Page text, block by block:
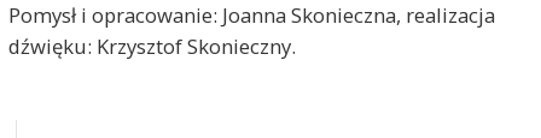
Pomysł i opracowanie: Joanna Skonieczna, realizacja
dźwięku: Krzysztof Skonieczny.